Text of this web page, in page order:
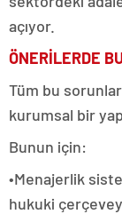
açıyor.
ÖNERİLERDE
Tüm bu
kurumsal bir
Bunun için:
•Menajerlik
hukuki